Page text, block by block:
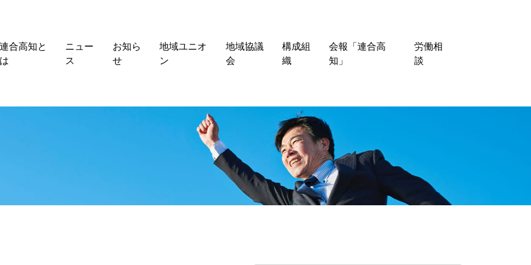
連合高知と
は
ニュー
ス
お知ら
せ
地域ユニオ
ン
地域協議
会
構成組
織
会報「連合高
知」
労働相
談